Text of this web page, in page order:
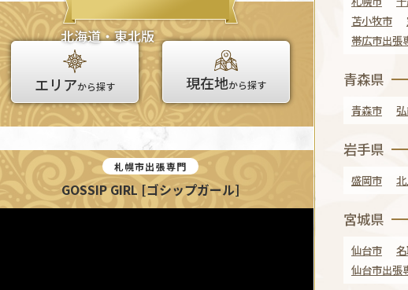
苫小牧市
帯広市出張
青森県
青森市
岩手県
盛岡市
宮城県
仙台市
仙台市出張
北海道・東北版
エリアから探す 現在地から探す
札幌市出張専門
GOSSIP GIRL [ゴシップガール]